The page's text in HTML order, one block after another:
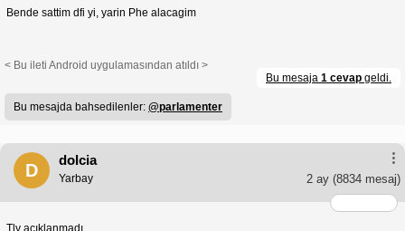
Bende sattim dfi yi, yarin Phe alacagim
< Bu ileti Android uygulamasından atıldı >
Bu mesaja 1 cevap geldi.
Bu mesajda bahsedilenler: @parlamenter
D
dolcia
2 ay (8834 mesaj)
Yarbay
Tly açıklanmadı